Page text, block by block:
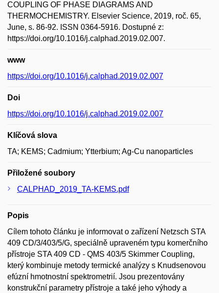
COUPLING OF PHASE DIAGRAMS AND
THERMOCHEMISTRY. Elsevier Science, 2019, roč. 65,
June, s. 86-92. ISSN 0364-5916. Dostupné z:
https://doi.org/10.1016/j.calphad.2019.02.007.
www
https://doi.org/10.1016/j.calphad.2019.02.007
Doi
https://doi.org/10.1016/j.calphad.2019.02.007
Klíčová slova
TA; KEMS; Cadmium; Ytterbium; Ag-Cu nanoparticles
Přiložené soubory
CALPHAD_2019_TA-KEMS.pdf
Popis
Cílem tohoto článku je informovat o zařízení Netzsch STA
409 CD/3/403/5/G, speciálně upraveném typu komerčního
přístroje STA 409 CD - QMS 403/5 Skimmer Coupling,
který kombinuje metody termické analýzy s Knudsenovou
efúzní hmotnostní spektrometrií. Jsou prezentovány
konstrukční parametry přístroje a také jeho výhody a